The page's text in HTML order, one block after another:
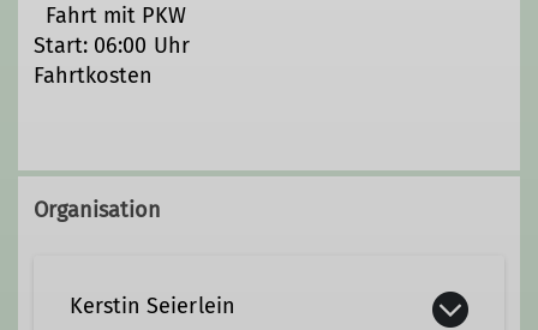
Fahrt mit PKW
Start: 06:00 Uhr
Fahrtkosten
Organisation
Kerstin Seierlein